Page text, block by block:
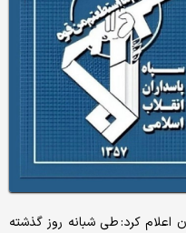
اعلام کرد: طی شبانه روز گذشته